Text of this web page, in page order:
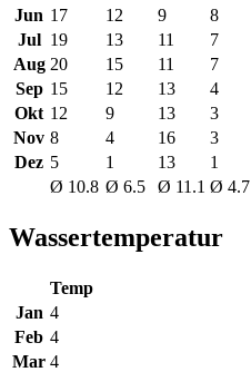
Jun 17 12 9
8
Jul 19 13 11
7
Aug 20 15 11
7
Sep 15 12 13
4
Okt 12 9 13
3
Nov 8 4 16
3
Dez 5 1 13
1
Ø 10.8 Ø 6.5 Ø 11.1 Ø 4.7
Wassertemperatur
Temp
Jan 4
Feb 4
Mar 4